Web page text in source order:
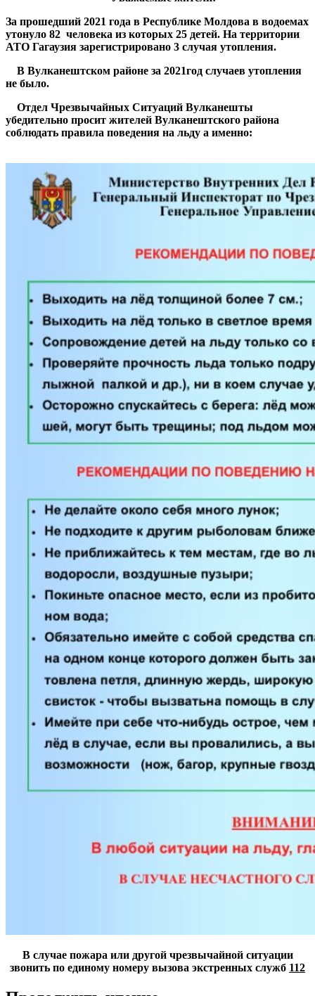
За прошедший 2021 года в Республике Молдова в водоемах
утонуло 82 человека из которых 25 детей. На территории
АТО Гагаузия зарегистрировано 3 случая утопления.
В Вулканештском районе за 2021год случаев утопления
не было.
Отдел Чрезвычайных Ситуаций Вулканешты
убедительно просит жителей Вулканештского района
соблюдать правила поведения на льду а именно:
В случае пожара или другой чрезвычайной ситуации
звонить по единому номеру вызова экстренных служб 112